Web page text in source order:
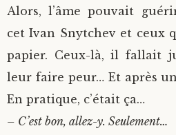
Alors, l’âme pouvait
cet Ivan Snytchev et ceux
papier. Ceux-là, il fallait
leur faire peur… Et après
En pratique, c’était ça…
– C’est bon, allez-y. Seulement…